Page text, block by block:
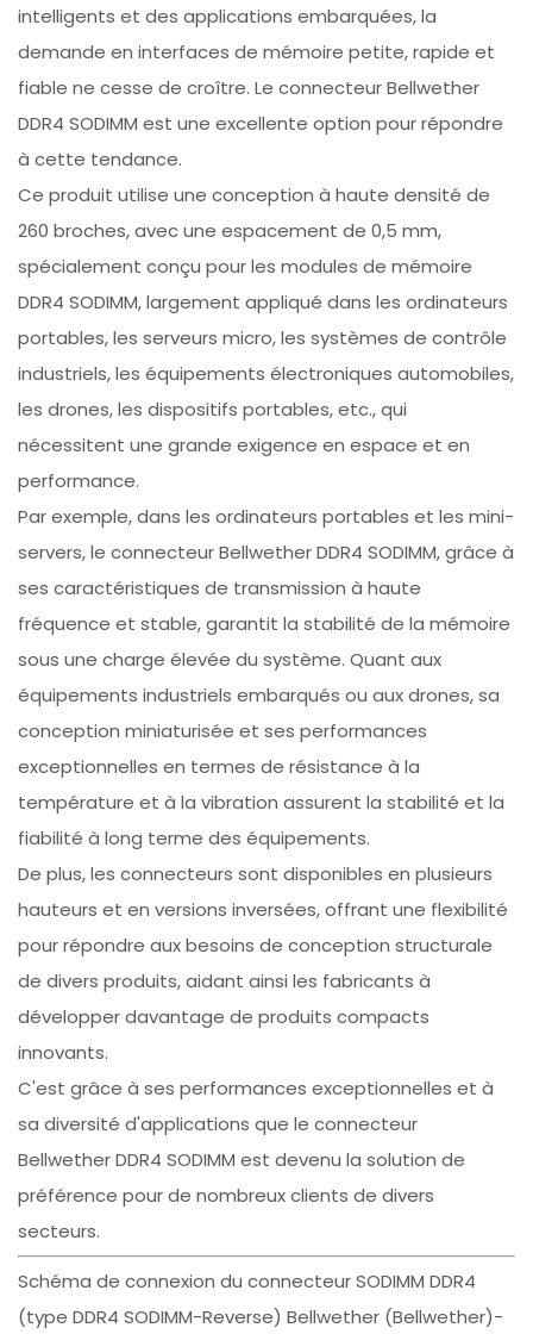
intelligents et des applications embarquées, la
demande en interfaces de mémoire petite, rapide et
fiable ne cesse de croître. Le connecteur Bellwether
DDR4 SODIMM est une excellente option pour répondre
à cette tendance.
Ce produit utilise une conception à haute densité de
260 broches, avec une espacement de 0,5 mm,
spécialement conçu pour les modules de mémoire
DDR4 SODIMM, largement appliqué dans les ordinateurs
portables, les serveurs micro, les systèmes de contrôle
industriels, les équipements électroniques automobiles,
les drones, les dispositifs portables, etc., qui
nécessitent une grande exigence en espace et en
performance.
Par exemple, dans les ordinateurs portables et les mini-
servers, le connecteur Bellwether DDR4 SODIMM, grâce à
ses caractéristiques de transmission à haute
fréquence et stable, garantit la stabilité de la mémoire
sous une charge élevée du système. Quant aux
équipements industriels embarqués ou aux drones, sa
conception miniaturisée et ses performances
exceptionnelles en termes de résistance à la
température et à la vibration assurent la stabilité et la
fiabilité à long terme des équipements.
De plus, les connecteurs sont disponibles en plusieurs
hauteurs et en versions inversées, offrant une flexibilité
pour répondre aux besoins de conception structurale
de divers produits, aidant ainsi les fabricants à
développer davantage de produits compacts
innovants.
C'est grâce à ses performances exceptionnelles et à
sa diversité d'applications que le connecteur
Bellwether DDR4 SODIMM est devenu la solution de
préférence pour de nombreux clients de divers
secteurs.
Schéma de connexion du connecteur SODIMM DDR4
(type DDR4 SODIMM-Reverse) Bellwether (Bellwether)-